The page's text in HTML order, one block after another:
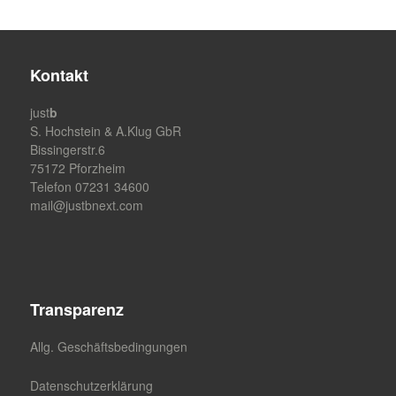
Kontakt
justb
S. Hochstein & A.Klug GbR
Bissingerstr.6
75172 Pforzheim
Telefon 07231 34600
mail@justbnext.com
Transparenz
Allg. Geschäftsbedingungen
Datenschutzerklärung